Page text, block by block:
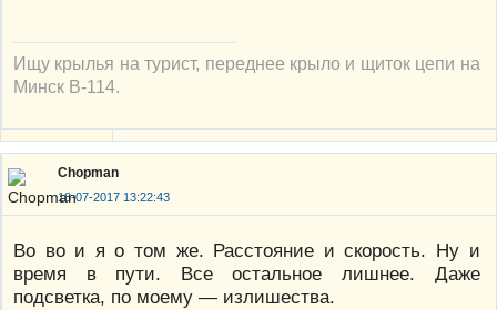
Ищу крылья на турист, переднее крыло и щиток цепи на
Минск В-114.
Chopman
18-07-2017 13:22:43
Во во и я о том же. Расстояние и скорость. Ну и
время в пути. Все остальное лишнее. Даже
подсветка, по моему — излишества.